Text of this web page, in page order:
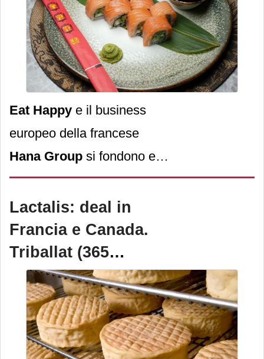
Eat Happy e il business
europeo della francese
Hana Group si fondono e
danno vita aEat Happy
Hana Group, piattaforma
transnazionale di cibo
asiatico.
Lactalis: deal in
Francia e Canada.
Triballat (365
milioni) è pronta